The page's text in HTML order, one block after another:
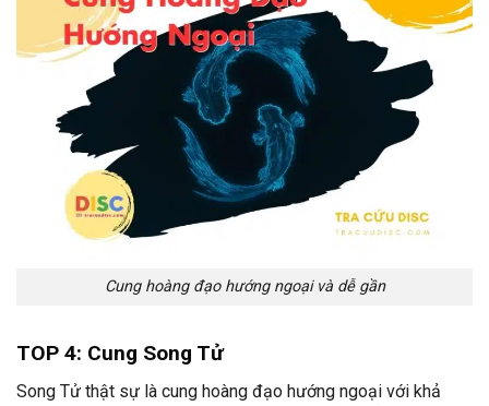
Cung hoàng đạo hướng ngoại và dễ gần
TOP 4: Cung Song Tử
Song Tử thật sự là cung hoàng đạo hướng ngoại với khả